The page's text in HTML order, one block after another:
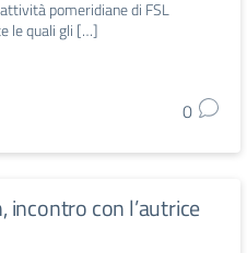
pomeridiane di FSL
le quali gli […]
0
incontro con l’autrice